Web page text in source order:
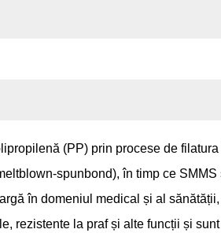
(PP) prin procese de filatura
spunbond), în timp ce SMMS
în domeniul medical și al
rezistente la praf și alte funcții și